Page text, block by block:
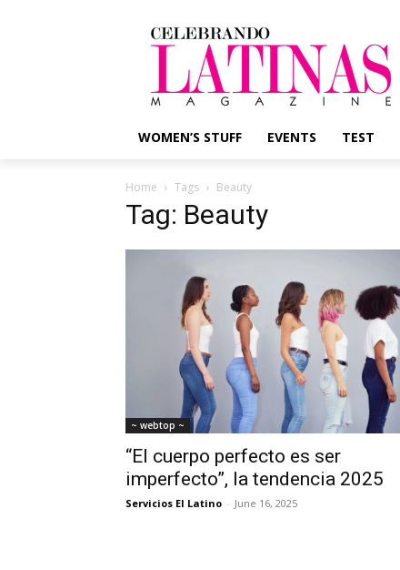
WOMEN’S STUFF EVENTS TEST
Home Tags Beauty
Tag: Beauty
~ webtop ~
“El cuerpo perfecto es ser
imperfecto”, la tendencia 2025
Servicios El Latino - June 16, 2025